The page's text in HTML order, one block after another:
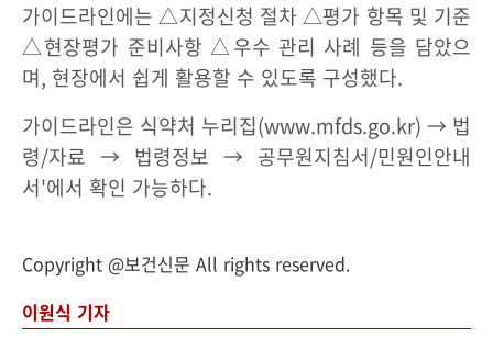
가이드라인에는 △지정신청 절차 △평가 항목 및 기준
△현장평가 준비사항 △우수 관리 사례 등을 담았으
며, 현장에서 쉽게 활용할 수 있도록 구성했다.
가이드라인은 식약처 누리집(www.mfds.go.kr) → 법
령/자료 → 법령정보 → 공무원지침서/민원인안내
서'에서 확인 가능하다.
Copyright @보건신문 All rights reserved.
이원식 기자